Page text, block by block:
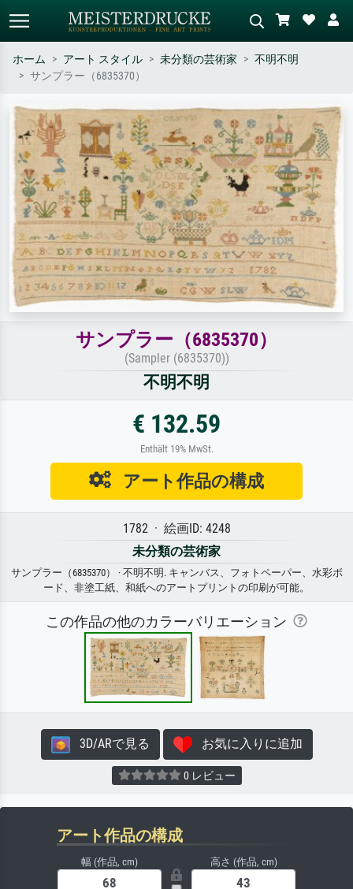
作家名・作品名・スタイルで検索
– 例：モネ、星月夜、印象派、北
斎の波、ヌード。
シーンを説明してください – 例：
緑の草原、赤の多い抽象画、暗い
油絵、木のそばの立ち姿のヌー
ド。
ホーム アート スタイル 未分類の芸術家
不明不明
サンプラー（6835370）
サンプラー（6835370）
(Sampler (6835370))
不明不明
€ 132.59
Enthält 19% MwSt.
アート作品の構成
1782 · 絵画ID: 4248
未分類の芸術家
サンプラー（6835370） · 不明不明. キャンバス、フォトペーパー、水彩ボ
ード、非塗工紙、和紙へのアートプリントの印刷が可能。
この作品の他のカラーバリエーション
3D/ARで見る お気に入りに追加
0 レビュー
アート作品の構成
幅 (作品, cm) 高さ (作品, cm)